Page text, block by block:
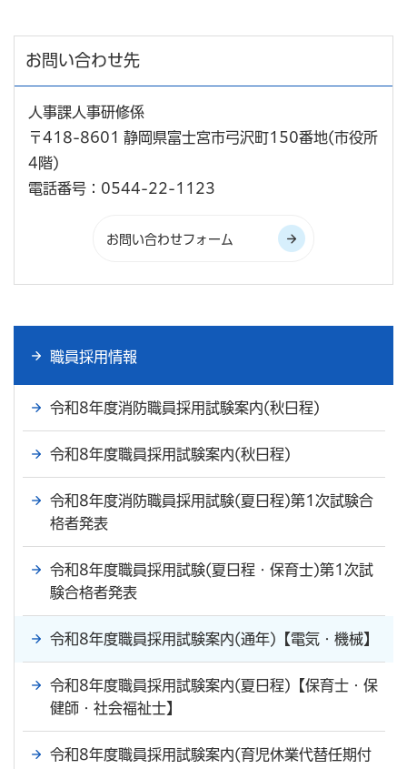
お問い合わせ先
人事課人事研修係
〒418-8601 静岡県富士宮市弓沢町150番地(市役所
4階)
電話番号：0544-22-1123
職員採用情報
令和8年度消防職員採用試験案内(秋日程)
令和8年度職員採用試験案内(秋日程)
令和8年度消防職員採用試験(夏日程)第1次試験合
格者発表
令和8年度職員採用試験(夏日程・保育士)第1次試
験合格者発表
令和8年度職員採用試験案内(通年)【電気・機械】
令和8年度職員採用試験案内(夏日程)【保育士・保
健師・社会福祉士】
令和8年度職員採用試験案内(育児休業代替任期付